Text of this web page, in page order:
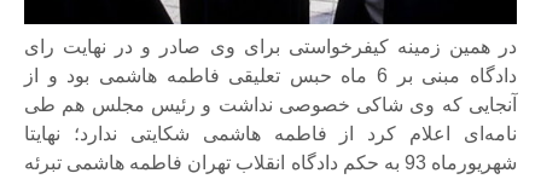
در همین زمینه کیفرخواستی برای وی صادر و در نهایت رای
دادگاه مبنی بر 6 ماه حبس تعلیقی فاطمه هاشمی بود و از
آنجایی که وی شاکی خصوصی نداشت و رئیس مجلس هم طی
نامه‌ای اعلام کرد از فاطمه هاشمی شکایتی ندارد؛ نهایتا
شهریورماه 93 به حکم دادگاه انقلاب تهران فاطمه هاشمی تبرئه